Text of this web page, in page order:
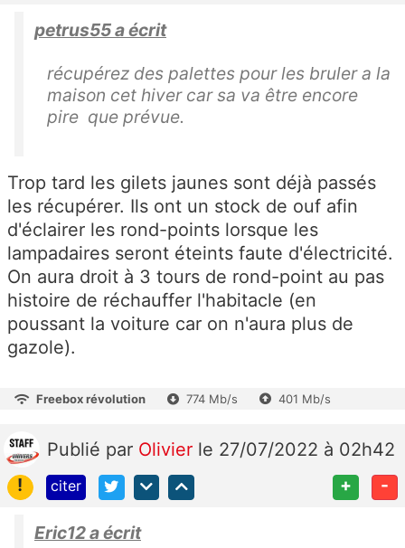
petrus55 a écrit
récupérez des palettes pour les bruler a la
maison cet hiver car sa va être encore
pire que prévue.
Trop tard les gilets jaunes sont déjà passés
les récupérer. Ils ont un stock de ouf afin
d'éclairer les rond-points lorsque les
lampadaires seront éteints faute d'électricité.
On aura droit à 3 tours de rond-point au pas
histoire de réchauffer l'habitacle (en
poussant la voiture car on n'aura plus de
gazole).
Freebox révolution 774 Mb/s 401 Mb/s
Publié par Olivier le 27/07/2022 à 02h42
!
citer + -
Eric12 a écrit